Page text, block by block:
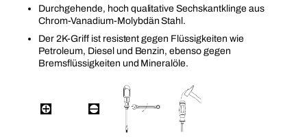
Durchgehende, hoch qualitative Sechskantklinge aus
Chrom-Vanadium-Molybdän Stahl.
Der 2K-Griff ist resistent gegen Flüssigkeiten wie
Petroleum, Diesel und Benzin, ebenso gegen
Bremsflüssigkeiten und Mineralöle.